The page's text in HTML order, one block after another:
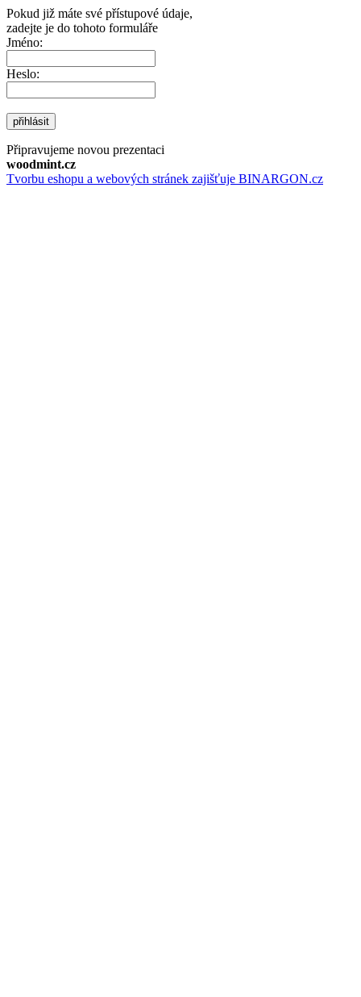
Pokud již máte své přístupové údaje,
zadejte je do tohoto formuláře
Jméno:
Heslo:
přihlásit
Připravujeme novou prezentaci
woodmint.cz
Tvorbu eshopu a webových stránek zajišťuje BINARGON.cz